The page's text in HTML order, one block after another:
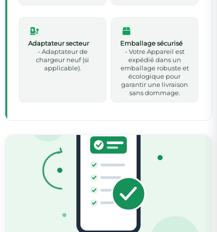
Adaptateur secteur
- Adaptateur de
chargeur neuf (si
applicable).
Emballage sécurisé
- Votre Appareil est
expédié dans un
emballage robuste et
écologique pour
garantir une livraison
sans dommage.